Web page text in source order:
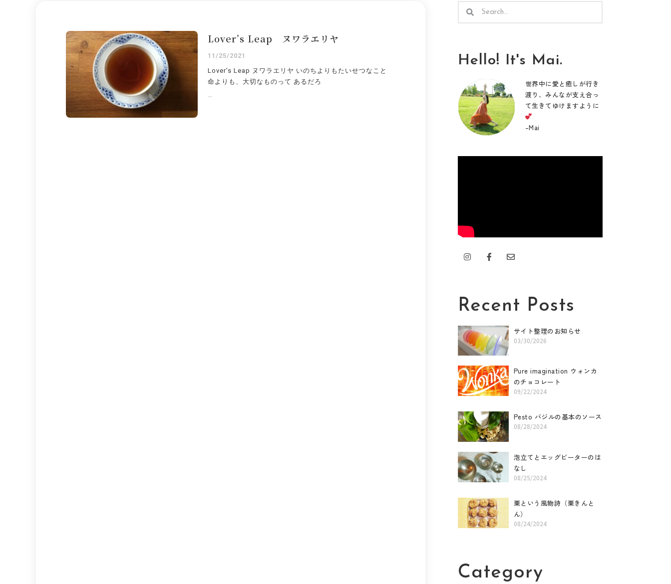
Lover’s Leap ヌワラエリヤ
11/25/2021
Lover’s Leap ヌワラエリヤ いのちよりもたいせつなこと
命よりも、大切なものって あるだろ
...
索
索
Hello! It's Mai.
世界中に愛と癒しが行き
渡り、みんなが支え合っ
て生きてゆけますように
–Mai
I
n
r
a
m
F
a
k
-
f
E
n
e
Recent Posts
サイト整理のお知らせ
03/30/2026
Pure imagination ウォンカ
のチョコレート
09/22/2024
Pesto バジルの基本のソース
08/28/2024
泡立てとエッグビーターのは
なし
08/25/2024
栗という風物詩（栗きんと
ん）
08/24/2024
Category